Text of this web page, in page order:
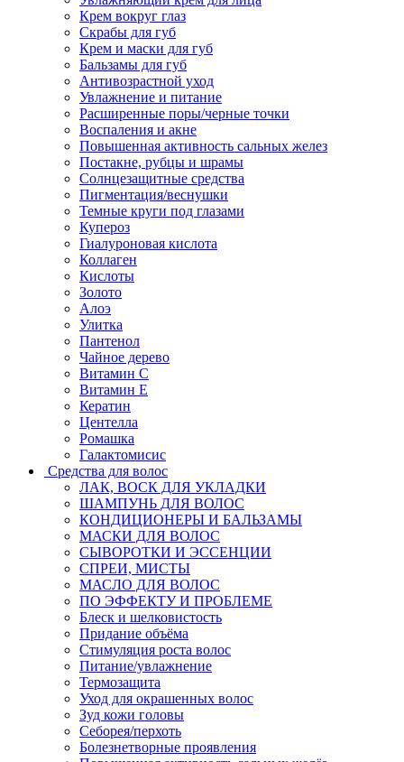
Крем вокруг глаз
Скрабы для губ
Крем и маски для губ
Бальзамы для губ
Антивозрастной уход
Увлажнение и питание
Расширенные поры/черные точки
Воспаления и акне
Повышенная активность сальных желез
Постакне, рубцы и шрамы
Солнцезащитные средства
Пигментация/веснушки
Темные круги под глазами
Купероз
Гиалуроновая кислота
Коллаген
Кислоты
Золото
Алоэ
Улитка
Пантенол
Чайное дерево
Витамин C
Витамин Е
Кератин
Центелла
Ромашка
Галактомисис
Средства для волос
ЛАК, ВОСК ДЛЯ УКЛАДКИ
ШАМПУНЬ ДЛЯ ВОЛОС
КОНДИЦИОНЕРЫ И БАЛЬЗАМЫ
МАСКИ ДЛЯ ВОЛОС
СЫВОРОТКИ И ЭССЕНЦИИ
СПРЕИ, МИСТЫ
МАСЛО ДЛЯ ВОЛОС
ПО ЭФФЕКТУ И ПРОБЛЕМЕ
Блеск и шелковистость
Придание объёма
Стимуляция роста волос
Питание/увлажнение
Термозащита
Уход для окрашенных волос
Зуд кожи головы
Себорея/перхоть
Болезнетворные проявления